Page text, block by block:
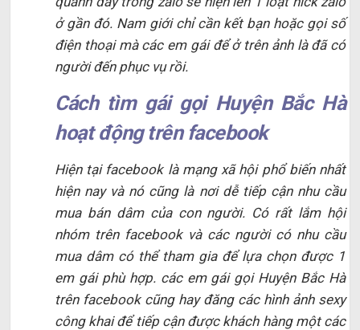
ở gần đó. Nam giới chỉ cần kết bạn hoặc gọi số
điện thoại mà các em gái để ở trên ảnh là đã có
người đến phục vụ rồi.
Cách tìm gái gọi Huyện Bắc Hà
hoạt động trên facebook
Hiện tại facebook là mạng xã hội phổ biến nhất
hiện nay và nó cũng là nơi dễ tiếp cận nhu cầu
mua bán dâm của con người. Có rất lắm hội
nhóm trên facebook và các người có nhu cầu
mua dâm có thể tham gia để lựa chọn được 1
em gái phù hợp. các em gái gọi Huyện Bắc Hà
trên facebook cũng hay đăng các hình ảnh sexy
công khai để tiếp cận được khách hàng một các